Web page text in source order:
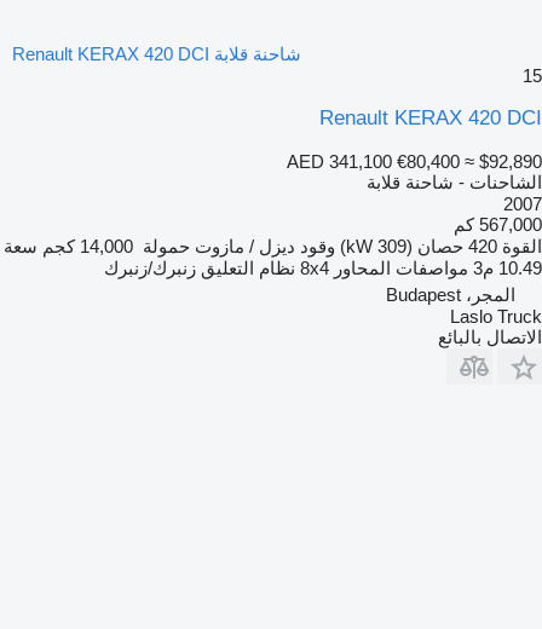
شاحنة قلابة Renault KERAX 420 DCI
15
Renault KERAX 420 DCI
AED 341,100 €80,400 ≈ $92,890
الشاحنات - شاحنة قلابة
2007
567,000 كم
القوة 420 حصان (309 kW) وقود ديزل / مازوت حمولة 14,000 كجم
سعة
10.49 م3
مواصفات المحاور 8x4 نظام التعليق زنبرك/زنبرك
المجر، Budapest
Laslo Truck
الاتصال بالبائع